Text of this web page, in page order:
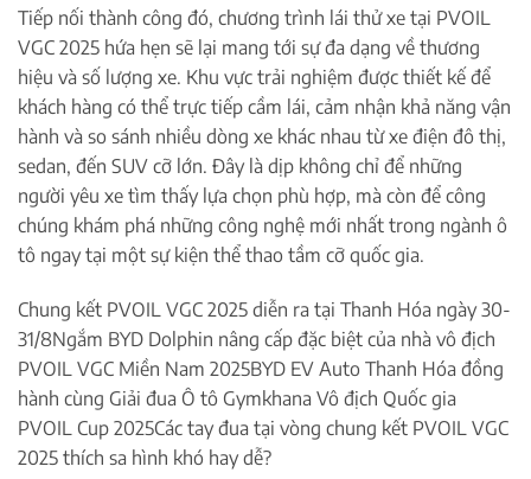
Tiếp nối thành công đó, chương trình lái thử xe tại PVOIL
VGC 2025 hứa hẹn sẽ lại mang tới sự đa dạng về thương
hiệu và số lượng xe. Khu vực trải nghiệm được thiết kế để
khách hàng có thể trực tiếp cầm lái, cảm nhận khả năng vận
hành và so sánh nhiều dòng xe khác nhau từ xe điện đô thị,
sedan, đến SUV cỡ lớn. Đây là dịp không chỉ để những
người yêu xe tìm thấy lựa chọn phù hợp, mà còn để công
chúng khám phá những công nghệ mới nhất trong ngành ô
tô ngay tại một sự kiện thể thao tầm cỡ quốc gia.
Chung kết PVOIL VGC 2025 diễn ra tại Thanh Hóa ngày 30-
31/8Ngắm BYD Dolphin nâng cấp đặc biệt của nhà vô địch
PVOIL VGC Miền Nam 2025BYD EV Auto Thanh Hóa đồng
hành cùng Giải đua Ô tô Gymkhana Vô địch Quốc gia
PVOIL Cup 2025Các tay đua tại vòng chung kết PVOIL VGC
2025 thích sa hình khó hay dễ?